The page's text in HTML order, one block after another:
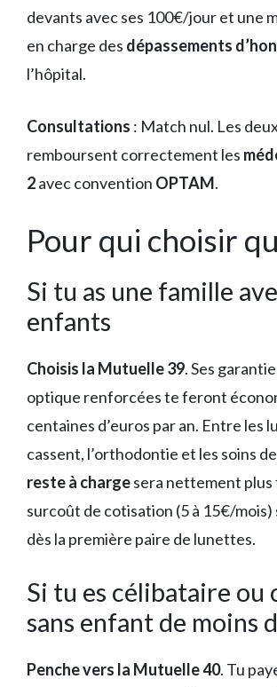
devants avec ses 100€/jour et une
en charge des dépassements
l’hôpital.
Consultations : Match nul. Les
remboursent correctement les
2avec convention OPTAM.
Pour qui choisir
Si tu as une famille
enfants
Choisis la Mutuelle 39. Ses
optique renforcées te feront
centaines d’euros par an. Entre les
cassent, l’orthodontie et les soins
reste à chargesera nettement plus
surcoût de cotisation (5 à 15€/
dès la première paire de lunettes.
Si tu es célibataire ou
sans enfant de moins
Penche vers la Mutuelle 40. Tu